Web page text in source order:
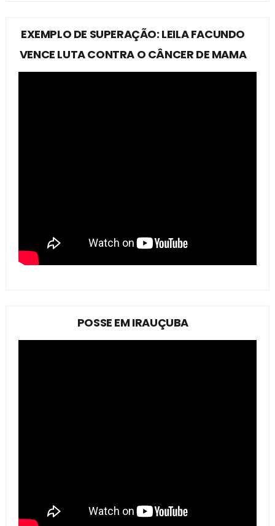
EXEMPLO DE SUPERAÇÃO: LEILA FACUNDO
VENCE LUTA CONTRA O CÂNCER DE MAMA
POSSE EM IRAUÇUBA